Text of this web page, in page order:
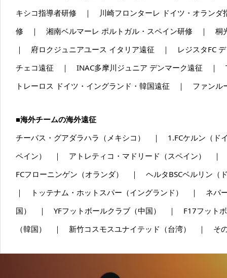
キシコ指導者研修 ｜ 川崎フロンターレ ドイツ・オラン
修 ｜ 湘南ベルマーレ ポルトガル・スペイン研修 ｜ 桐
｜ 府ロクジュニアユース イタリア遠征 ｜ レジスタFC
チェコ遠征 ｜ INAC多摩川ジュニア デンマーク遠征 ｜
トレーロス ドイツ・イングランド・韓国遠征 ｜ ファン
■海外チームの海外遠征
チーバス・グアダラハラ（メキシコ） ｜ 1.FCケルン（
ペイン） ｜ アトレティコ・マドリード（スペイン）
FCフローニンゲン（オランダ） ｜ ヘルタBSCベルリン
｜ トッテナム・ホットスパー（イングランド） ｜ ネ
国） ｜ YFフットボールクラブ（中国） ｜ F17フット
（韓国） ｜ 新竹コスモスユナイテッド（台湾） ｜ そ